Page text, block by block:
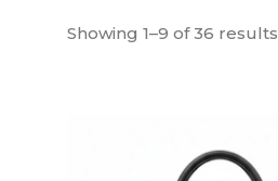
Showing 1–9 of 36 results